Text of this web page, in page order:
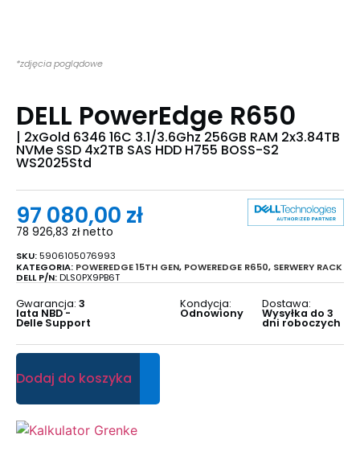
*zdjęcia poglądowe
DELL PowerEdge R650
| 2xGold 6346 16C 3.1/3.6Ghz 256GB RAM 2x3.84TB
NVMe SSD 4x2TB SAS HDD H755 BOSS-S2
WS2025Std
97 080,00 zł
78 926,83 złnetto
SKU:5906105076993
KATEGORIA: POWEREDGE 15TH GEN, POWEREDGE R650, SERWERY RACK
DELL P/N:DLS0PX9PB6T
Gwarancja: 3
lata NBD -
Delle Support
Kondycja:
Odnowiony
Dostawa:
Wysyłka do 3
dni roboczych
Dodaj do koszyka